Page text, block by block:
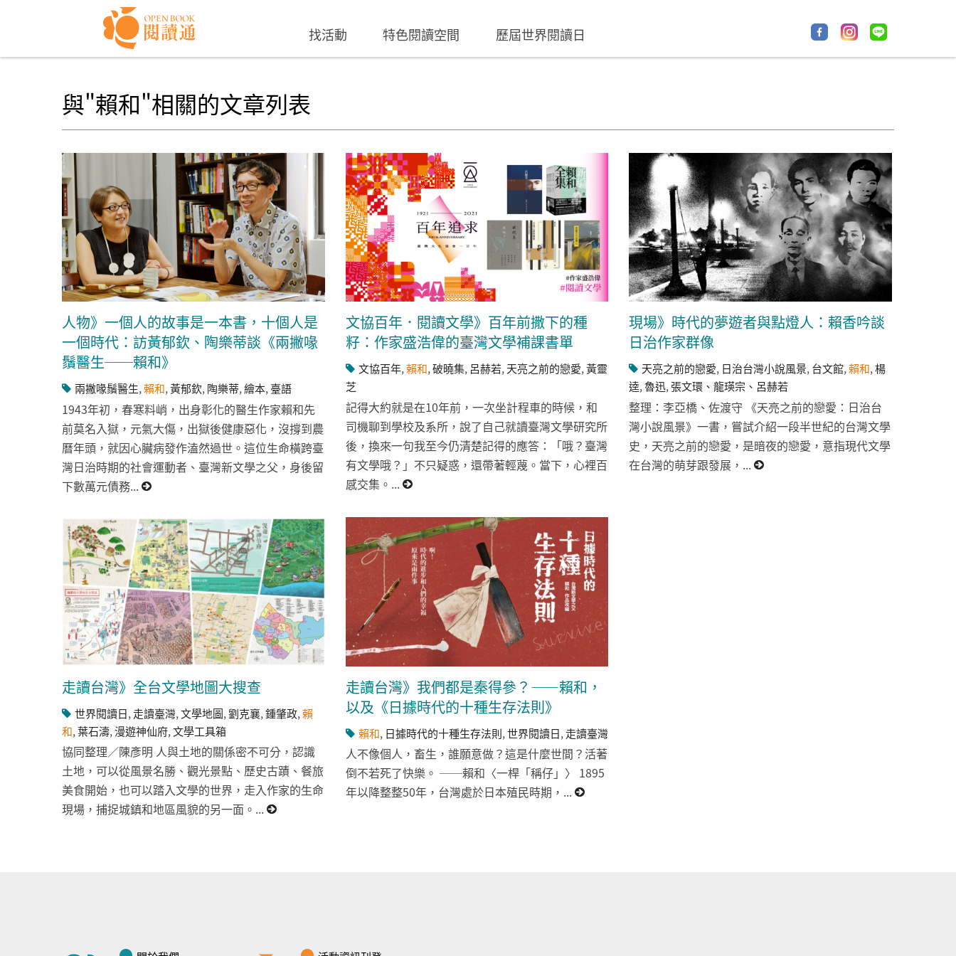
找活動 特色閱讀空間 歷屆世界閱讀日
與"賴和"相關的文章列表
人物》一個人的故事是一本書，十個人是
一個時代：訪黃郁欽、陶樂蒂談《兩撇喙
鬚醫生──賴和》
兩撇喙鬚醫生,賴和,黃郁欽,陶樂蒂,繪本,臺語
1943年初，春寒料峭，出身彰化的醫生作家賴和先
前莫名入獄，元氣大傷，出獄後健康惡化，沒撐到農
曆年頭，就因心臟病發作溘然過世。這位生命橫跨臺
灣日治時期的社會運動者、臺灣新文學之父，身後留
下數萬元債務...
文協百年．閱讀文學》百年前撒下的種
籽：作家盛浩偉的臺灣文學補課書單
文協百年,賴和,破曉集, 呂赫若,天亮之前的戀愛,黃靈
芝
記得大約就是在10年前，一次坐計程車的時候，和
司機聊到學校及系所，說了自己就讀臺灣文學研究所
後，換來一句我至今仍清楚記得的應答：「哦？臺灣
有文學哦？」不只疑惑，還帶著輕蔑。當下，心裡百
感交集。...
現場》時代的夢遊者與點燈人：賴香吟談
日治作家群像
天亮之前的戀愛, 日治台灣小說風景,台文館,賴和,楊
逵,魯迅,張文環、龍瑛宗、呂赫若
整理：李亞橋、佐渡守 《天亮之前的戀愛：日治台
灣小說風景》一書，嘗試介紹一段半世紀的台灣文學
史，天亮之前的戀愛，是暗夜的戀愛，意指現代文學
在台灣的萌芽跟發展，...
走讀台灣》全台文學地圖大搜查
世界閱讀日, 走讀臺灣,文學地圖,劉克襄,鍾肇政,賴
和,葉石濤,漫遊神仙府,文學工具箱
協同整理／陳彥明 人與土地的關係密不可分，認識
土地，可以從風景名勝、觀光景點、歷史古蹟、餐旅
美食開始，也可以踏入文學的世界，走入作家的生命
現場，捕捉城鎮和地區風貌的另一面。...
走讀台灣》我們都是秦得參？——賴和，
以及《日據時代的十種生存法則》
賴和, 日據時代的十種生存法則,世界閱讀日, 走讀臺灣
人不像個人，畜生，誰願意做？這是什麼世間？活著
倒不若死了快樂。 ──賴和〈一桿「稱仔」〉 1895
年以降整整50年，台灣處於日本殖民時期，...